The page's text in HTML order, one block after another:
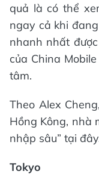
quả là có thể
ngay cả khi
nhanh nhất
của China
tâm.
Theo Alex
Hồng Kông, nhà
nhập sâu” tại
Tokyo